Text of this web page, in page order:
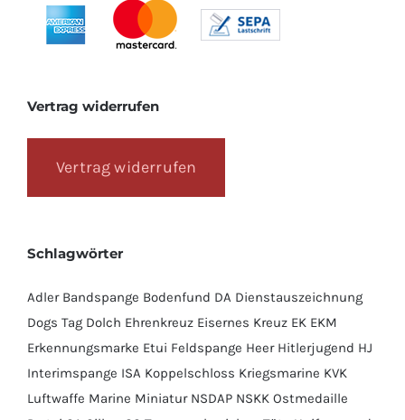
Vertrag widerrufen
Vertrag widerrufen
Schlagwörter
Adler Bandspange Bodenfund DA Dienstauszeichnung
Dogs Tag Dolch Ehrenkreuz Eisernes Kreuz EK EKM
Erkennungsmarke Etui Feldspange Heer Hitlerjugend HJ
Interimspange ISA Koppelschloss Kriegsmarine KVK
Luftwaffe Marine Miniatur NSDAP NSKK Ostmedaille